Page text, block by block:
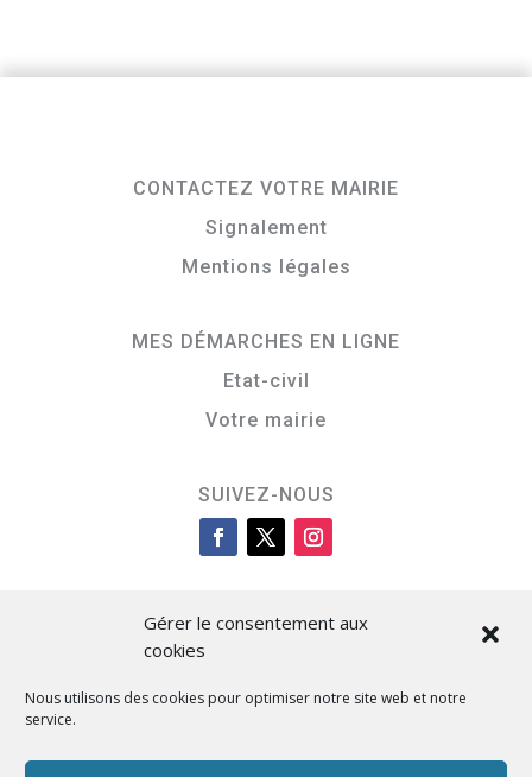
Gérer le consentement aux
cookies
Nous utilisons des cookies pour optimiser notre site web et notre
service.
CONTACTEZ VOTRE MAIRIE
Signalement
Mentions légales
MES DÉMARCHES EN LIGNE
Etat-civil
Votre mairie
SUIVEZ-NOUS
Cità di L’Isula